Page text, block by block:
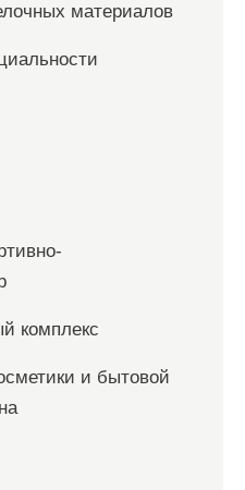
материалов
комплекс
и бытовой